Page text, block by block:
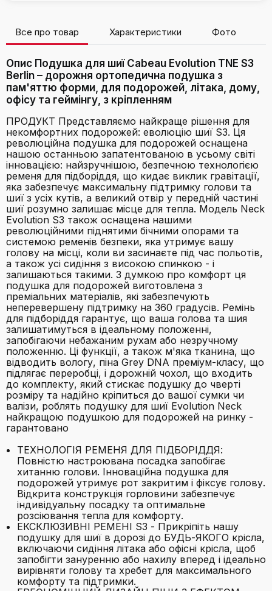
Все про товар Характеристики Фото
Опис Подушка для шиї Cabeau Evolution TNE S3
Berlin – дорожня ортопедична подушка з
пам'яттю форми, для подорожей, літака, дому,
офісу та геймінгу, з кріпленням
ПРОДУКТ Представляємо найкраще рішення для
некомфортних подорожей: еволюцію шиї S3. Ця
революційна подушка для подорожей оснащена
нашою останньою запатентованою в усьому світі
інновацією: найзручнішою, безпечною технологією
ременя для підборіддя, що кидає виклик гравітації,
яка забезпечує максимальну підтримку голови та
шиї з усіх кутів, а великий отвір у передній частині
шиї розумно залишає місце для тепла. Модель Neck
Evolution S3 також оснащена нашими
революційними піднятими бічними опорами та
системою ременів безпеки, яка утримує вашу
голову на місці, коли ви засинаєте під час польотів,
а також усі сидіння з високою спинкою - і
залишаються такими. З думкою про комфорт ця
подушка для подорожей виготовлена з
преміальних матеріалів, які забезпечують
неперевершену підтримку на 360 градусів. Ремінь
для підборіддя гарантує, що ваша голова та шия
залишатимуться в ідеальному положенні,
запобігаючи небажаним рухам або незручному
положенню. Ці функції, а також м'яка тканина, що
відводить вологу, піна Grey DNA преміум-класу, що
підлягає переробці, і дорожній чохол, що входить
до комплекту, який стискає подушку до чверті
розміру та надійно кріпиться до вашої сумки чи
валізи, роблять подушку для шиї Evolution Neck
найкращою подушкою для подорожей на ринку -
гарантовано
ТЕХНОЛОГІЯ РЕМЕНЯ ДЛЯ ПІДБОРІДДЯ:
Повністю настроювана посадка запобігає
хитанню голови. Інноваційна подушка для
подорожей утримує рот закритим і фіксує голову.
Відкрита конструкція горловини забезпечує
індивідуальну посадку та оптимальне
розсіювання тепла для комфорту.
ЕКСКЛЮЗИВНІ РЕМЕНІ S3 - Прикріпіть нашу
подушку для шиї в дорозі до БУДЬ-ЯКОГО крісла,
включаючи сидіння літака або офісні крісла, щоб
запобігти зануренню або нахилу вперед і ідеально
вирівняти голову та хребет для максимального
комфорту та підтримки.